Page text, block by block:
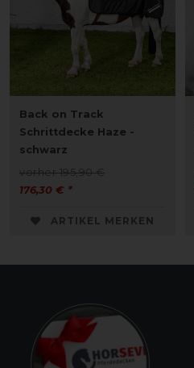
Back on Track
Schrittdecke Haze -
schwarz
vorher 195,90 €
176,30 € *
ARTIKEL MERKEN